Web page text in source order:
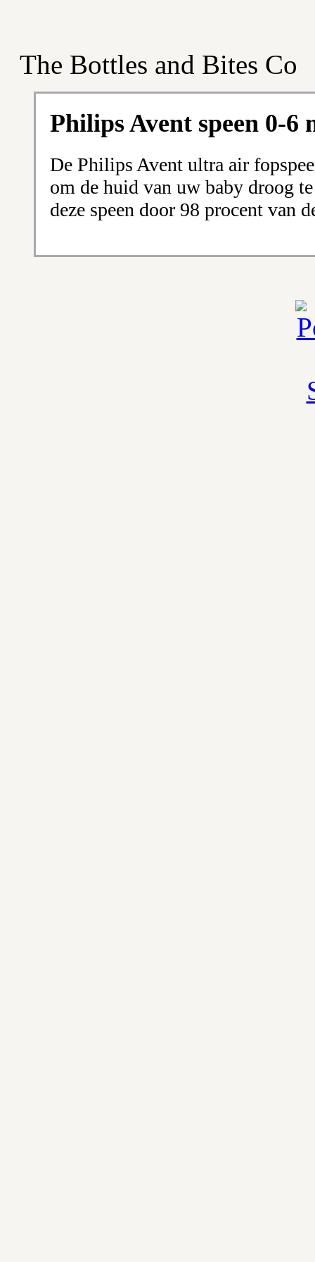
The Bottles and Bites Co
Philips Avent speen 0-6
De Philips Avent ultra air
om de huid van uw baby droog
deze speen door 98 procent van